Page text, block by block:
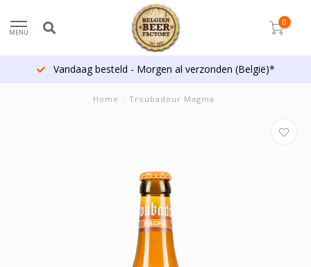
MENU
0
Vandaag besteld - Morgen al verzonden (België)*
Home / Troubadour Magma